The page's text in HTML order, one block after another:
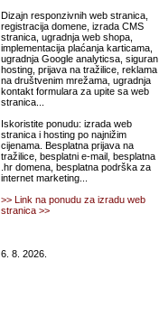
Dizajn responzivnih web stranica,
registracija domene, izrada CMS
stranica, ugradnja web shopa,
implementacija plaćanja karticama,
ugradnja Google analyticsa, siguran
hosting, prijava na tražilice, reklama
na društvenim mrežama, ugradnja
kontakt formulara za upite sa web
stranica...
Iskoristite ponudu: izrada web
stranica i hosting po najnižim
cijenama. Besplatna prijava na
tražilice, besplatni e-mail, besplatna
.hr domena, besplatna podrška za
internet marketing...
>> Link na ponudu za izradu web
stranica >>
6. 8. 2026.